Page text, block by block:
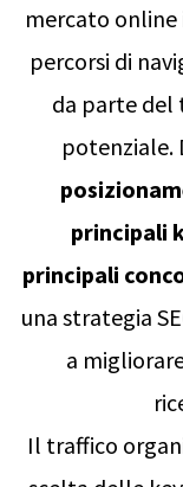
mercato
percorsi di
da parte
potenziale.
principali
principali
una strategia
a
Il traffico